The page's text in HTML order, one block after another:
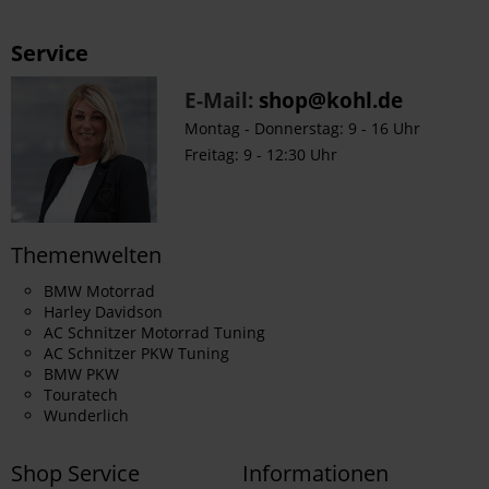
Service
E-Mail: shop@kohl.de
Montag - Donnerstag: 9 - 16 Uhr
Freitag: 9 - 12:30 Uhr
Themenwelten
BMW Motorrad
Harley Davidson
AC Schnitzer Motorrad Tuning
AC Schnitzer PKW Tuning
BMW PKW
Touratech
Wunderlich
Shop Service Informationen